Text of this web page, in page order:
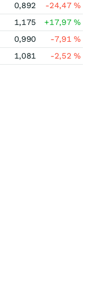
0,892 -24,47%
1,175 +17,97%
0,990 -7,91%
1,081 -2,52%